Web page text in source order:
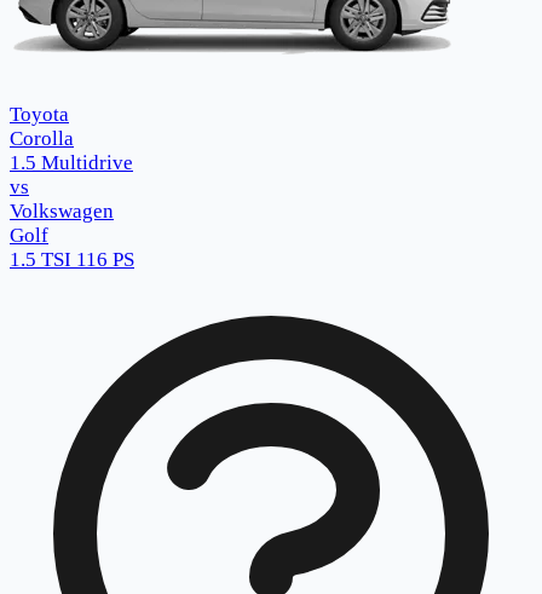
Toyota
Corolla
1.5 Multidrive
vs
Volkswagen
Golf
1.5 TSI 116 PS